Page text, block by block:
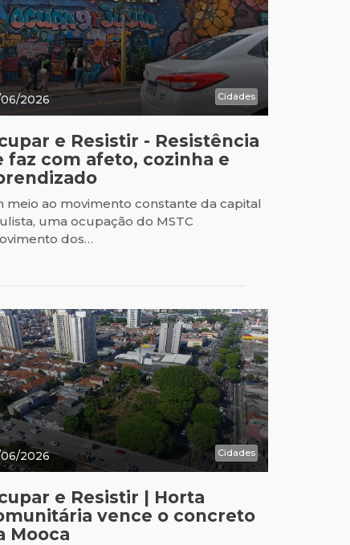
06/2026 Cidades
e Resistir - Resistência
faz com afeto, cozinha e
meio ao movimento constante da capital
uma ocupação do MSTC
dos…
06/2026 Cidades
e Resistir | Horta
vence o concreto
Mooca